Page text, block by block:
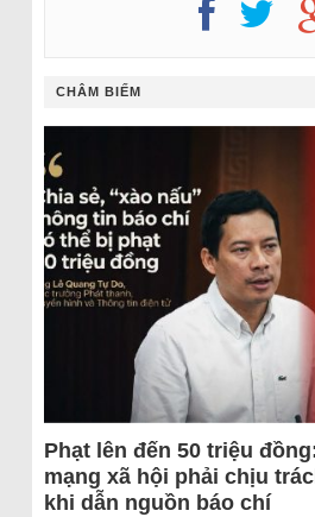
CHÂM BIẾM
Phạt lên đến 50 triệu
mạng xã hội phải chịu
khi dẫn nguồn báo chí